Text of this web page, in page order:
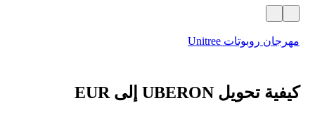
مهرجان روبوتات Unitree
كيفية تحويل UBERON إلى EUR